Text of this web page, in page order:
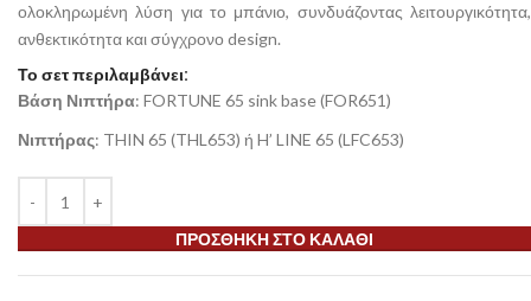
ολοκληρωμένη λύση για το μπάνιο, συνδυάζοντας λειτουργικότητα,
ανθεκτικότητα και σύγχρονο design.
Το σετ περιλαμβάνει:
Βάση Νιπτήρα: FORTUNE 65 sink base (FOR651)
Νιπτήρας: THIN 65 (THL653) ή H’ LINE 65 (LFC653)
ΠΡΟΣΘΉΚΗ ΣΤΟ ΚΑΛΆΘΙ